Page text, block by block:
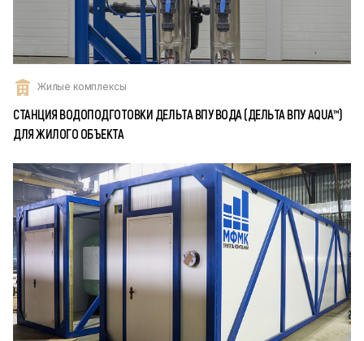
Жилые комплексы
СТАНЦИЯ ВОДОПОДГОТОВКИ ДЕЛЬТА ВПУ ВОДА (ДЕЛЬТА ВПУ AQUA™)
ДЛЯ ЖИЛОГО ОБЪЕКТА